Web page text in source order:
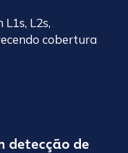
L2s,
cobertura
detecção de